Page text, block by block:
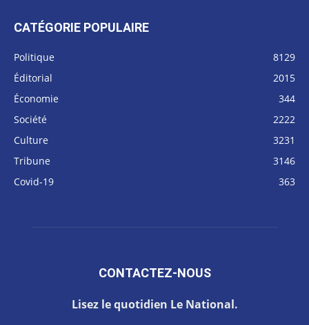
CATÉGORIE POPULAIRE
Politique
8129
Éditorial
2015
Économie
344
Société
2222
Culture
3231
Tribune
3146
Covid-19
363
CONTACTEZ-NOUS
Lisez le quotidien Le National.